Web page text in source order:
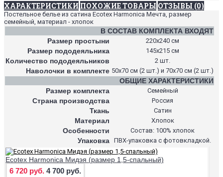
ХАРАКТЕРИСТИКИ ПОХОЖИЕ ТОВАРЫ ОТЗЫВЫ (0)
Постельное белье из сатина Ecotex Harmonica Мечта, размер
семейный, материал - хлопок
В СОСТАВ КОМПЛЕКТА ВХОДЯТ
Размер простыни
220х240 см
Размер пододеяльника 145х215 см
Количество пододеяльников 2 шт.
Наволочки в комплекте 50х70 см (2 шт.) и 70х70 см (2 шт.)
ОБЩИЕ ХАРАКТЕРИСТИКИ
Размер комплекта
Семейный
Страна производства Россия
Ткань Сатин
Материал Хлопок
Особенности Состав: 100% хлопок
Упаковка ПВХ-упаковка с фотовкладкой.
Ecotex Harmonica Мидэя (размер 1,5-спальный)
6 720 руб. 4 700 руб.